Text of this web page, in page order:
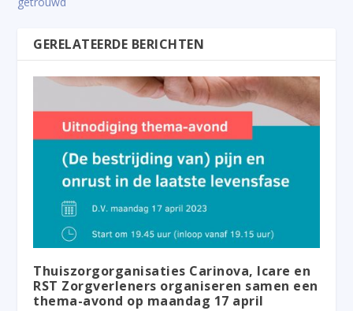
GERELATEERDE BERICHTEN
Thuiszorgorganisaties Carinova, Icare en
RST Zorgverleners organiseren samen een
thema-avond op maandag 17 april